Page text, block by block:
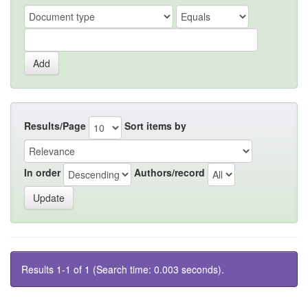
Results/Page Sort items by
In order Authors/record
Results 1-1 of 1 (Search time: 0.003 seconds).